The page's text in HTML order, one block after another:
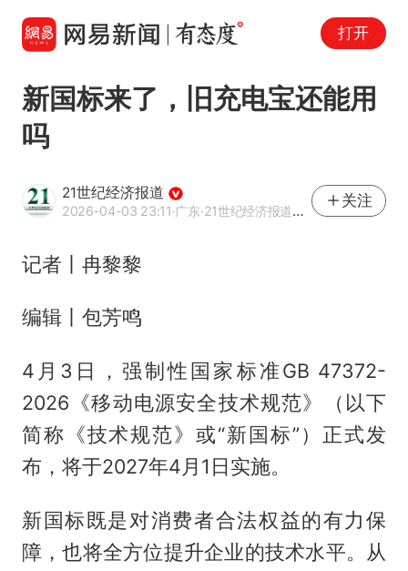
打开
新国标来了，旧充电宝还能用
吗
21世纪经济报道
2026-04-03 23:11·广东·21世纪经济报道官方账号
关注
记者丨冉黎黎
编辑丨包芳鸣
4月3日，强制性国家标准GB 47372-
2026《移动电源安全技术规范》（以下
简称《技术规范》或“新国标”）正式发
布，将于2027年4月1日实施。
新国标既是对消费者合法权益的有力保
障，也将全方位提升企业的技术水平。从